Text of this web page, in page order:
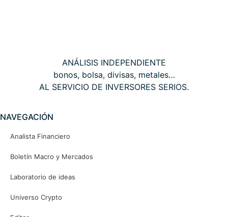
ANÁLISIS INDEPENDIENTE
bonos, bolsa, divisas, metales…
AL SERVICIO DE INVERSORES SERIOS.
NAVEGACIÓN
Analista Financiero
Boletín Macro y Mercados
Laboratorio de ideas
Universo Crypto